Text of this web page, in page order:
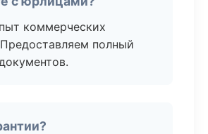
коммерческих
полный